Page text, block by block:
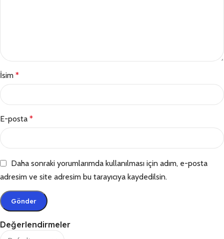
Değerlendirmeler
İsim *
E-posta *
Daha sonraki yorumlarımda kullanılması için adım, e-posta
adresim ve site adresim bu tarayıcıya kaydedilsin.